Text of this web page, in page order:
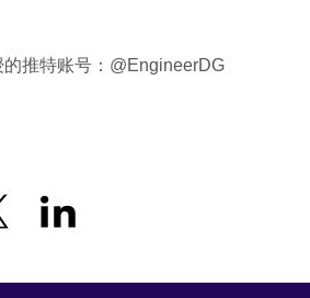
推特账号：@EngineerDG